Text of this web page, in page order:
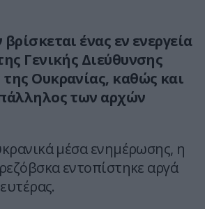
ένας εν ενεργεία
Γενικής Διεύθυνσης
Ουκρανίας, καθώς και
των αρχών
μέσα ενημέρωσης, η
εντοπίστηκε αργά